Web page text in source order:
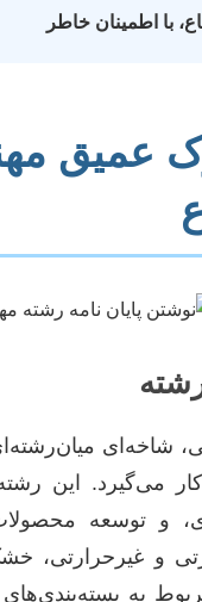
با اطمینان خاطر
عمیق
شاخه‌ای
کار می‌گیرد. این
و توسعه
و غیرحرارتی،
به